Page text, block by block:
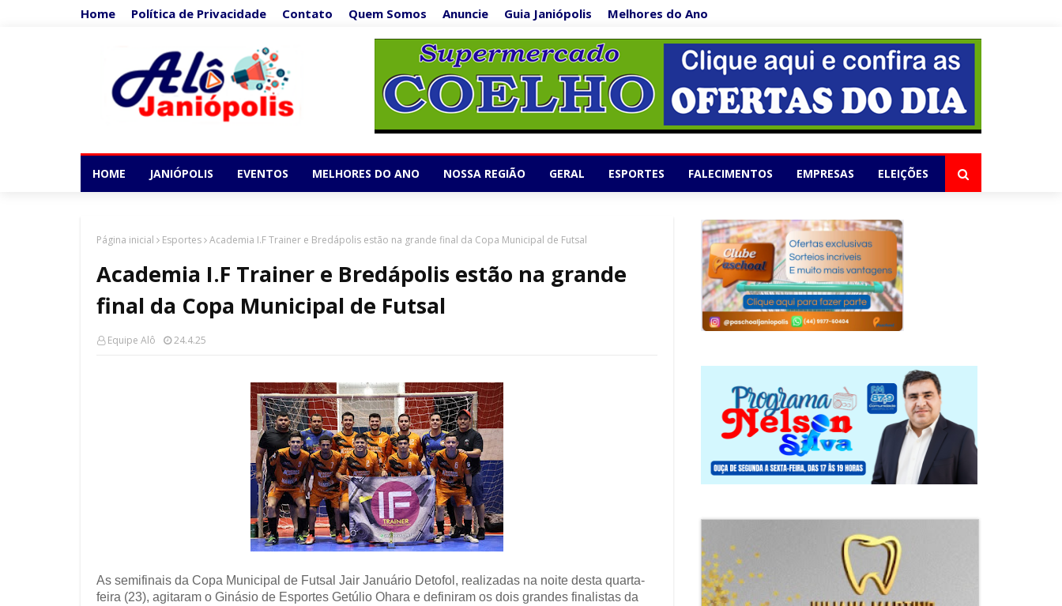
Home Política de Privacidade Contato Quem Somos Anuncie Guia Janiópolis Melhores do Ano
HOME JANIÓPOLIS EVENTOS MELHORES DO ANO NOSSA REGIÃO GERAL ESPORTES FALECIMENTOS EMPRESAS ELEIÇÕES
Página inicial Esportes Academia I.F Trainer e Bredápolis estão na grande final da Copa Municipal de Futsal
Academia I.F Trainer e Bredápolis estão na grande
final da Copa Municipal de Futsal
Equipe Alô 24.4.25
As semifinais da Copa Municipal de Futsal Jair Januário Detofol, realizadas na noite desta quarta-
feira (23), agitaram o Ginásio de Esportes Getúlio Ohara e definiram os dois grandes finalistas da